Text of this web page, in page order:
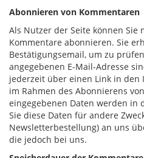
Abonnieren von Kommentaren
Als Nutzer der Seite können Sie
Kommentare abonnieren. Sie
Bestätigungsemail, um zu
angegebenen E-Mail-Adresse
jederzeit über einen Link in den
im Rahmen des Abonnierens
eingegebenen Daten werden in
Sie diese Daten für andere
Newsletterbestellung) an uns
die jedoch bei uns.